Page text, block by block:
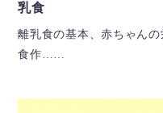
乳食
離乳食の基本、赤ちゃん
食作……